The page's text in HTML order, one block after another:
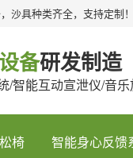
沙具种类齐全，支持定制！
备研发制造
/智能互动宣泄仪/音
椅 智能身心反馈